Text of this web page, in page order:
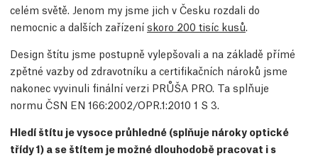
celém světě. Jenom my jsme jich v Česku rozdali do
nemocnic a dalších zařízení skoro 200 tisíc kusů.
Design štítu jsme postupně vylepšovali a na základě přímé
zpětné vazby od zdravotníku a certifikačních nároků jsme
nakonec vyvinuli finální verzi PRŮŠA PRO. Ta splňuje
normu ČSN EN 166:2002/OPR.1:2010 1 S 3.
Hledí štítu je vysoce průhledné (splňuje nároky optické
třídy 1) a se štítem je možné dlouhodobě pracovat i s